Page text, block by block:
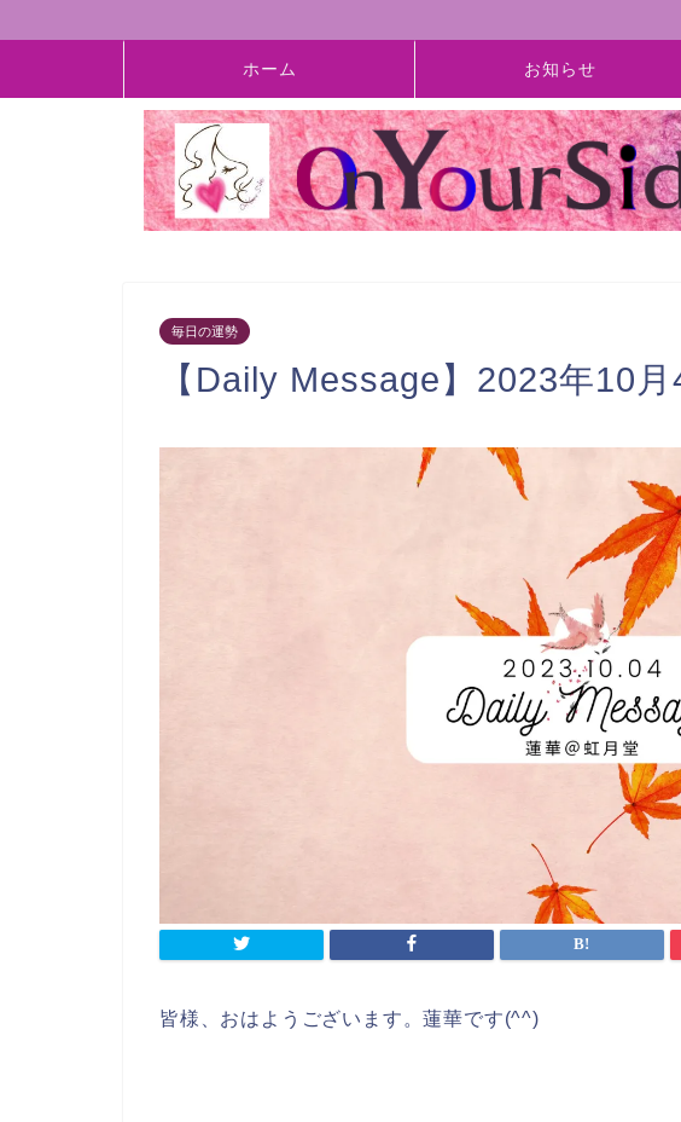
ホーム お知らせ
毎日の運勢
【Daily Message】2023年10
皆様、おはようございます。蓮華です(^^)